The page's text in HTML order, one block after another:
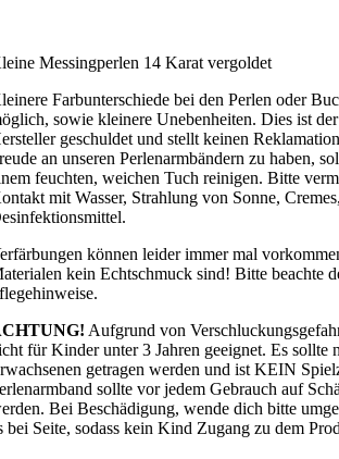
Messingperlen 14 Karat vergoldet
Farbunterschiede bei den Perlen oder
sowie kleinere Unebenheiten. Dies ist
geschuldet und stellt keinen
an unseren Perlenarmbändern zu haben,
feuchten, weichen Tuch reinigen. Bitte
mit Wasser, Strahlung von Sonne,
können leider immer mal
kein Echtschmuck sind! Bitte beachte
Aufgrund von
für Kinder unter 3 Jahren geeignet. Es sollte
getragen werden und ist KEIN
sollte vor jedem Gebrauch auf
Bei Beschädigung, wende dich bitte
bei Seite, sodass kein Kind Zugang zu dem